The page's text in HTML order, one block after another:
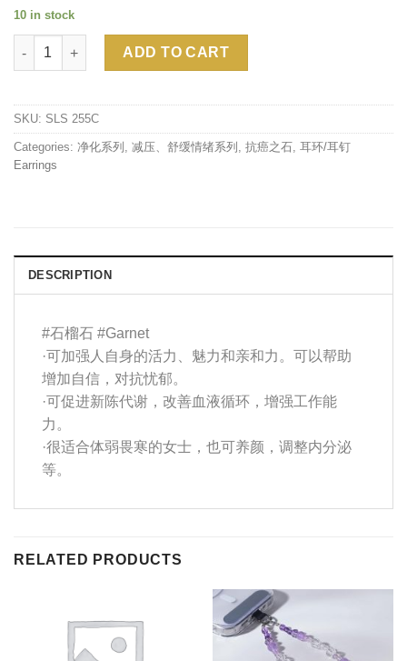
10 in stock
Quantity ADD TO CART
SKU: SLS 255C
Categories: 净化系列 , 减压、舒缓情绪系列 , 抗癌之石, 耳环/耳钉
Earrings
DESCRIPTION
#石榴石 #Garnet
·可加强人自身的活力、魅力和亲和力。可以帮助
增加自信，对抗忧郁。
·可促进新陈代谢，改善血液循环，增强工作能
力。
·很适合体弱畏寒的女士，也可养颜，调整内分泌
等。
RELATED PRODUCTS